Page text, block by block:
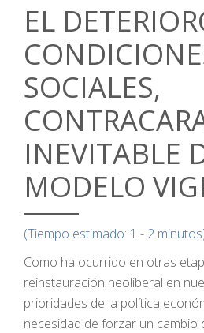
EL
SOCIALES,
INEVITABLE
MODELO
(Tiempo estimado: 1 - 2
Como ha ocurrido en otras
reinstauración neoliberal en
prioridades de la política
necesidad de forzar un cambio